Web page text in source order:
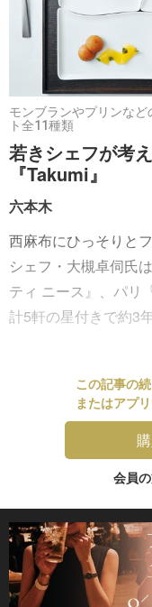
モンブランやプリンな
ト全11種類
若きシェフが考
『Takumi』
六本木
西麻布にひっそりと
シェフ・大槻卓伺氏
ティ ニース』、パリ
計5軒の星付きで約3
この記事の
またはアプ
会員